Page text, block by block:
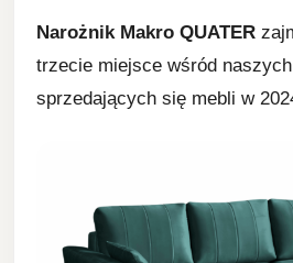
Narożnik Makro QUATER
trzecie miejsce wśród
sprzedających się mebli w